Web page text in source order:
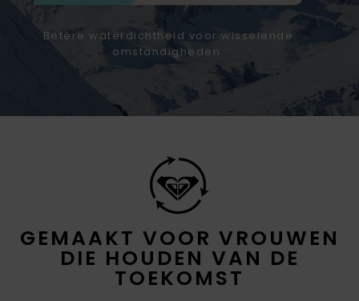
GEMAAKT VOOR VROUWEN
DIE HOUDEN VAN DE
TOEKOMST
Betere waterdichtheid voor wisselende
omstandigheden.